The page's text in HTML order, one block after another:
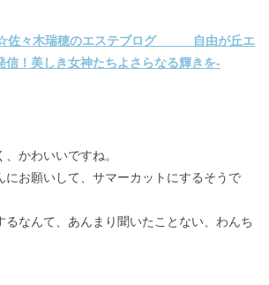
かわいいですね。
にお願いして、サマーカットにするそうで
るなんて、あんまり聞いたことない、わんち